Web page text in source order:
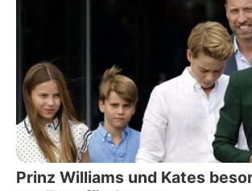
Prinz Williams und Kates